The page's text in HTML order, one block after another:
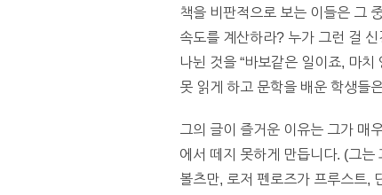
책을 비판적으로 보는 이들은 그
속도를 계산하라? 누가 그런 걸
나뉜 것을 “바보같은 일이죠, 마
못 읽게 하고 문학을 배운 학생들
그의 글이 즐거운 이유는 그가 매
에서 떼지 못하게 만듭니다. (그는
볼츠만, 로저 펜로즈가 프루스트,